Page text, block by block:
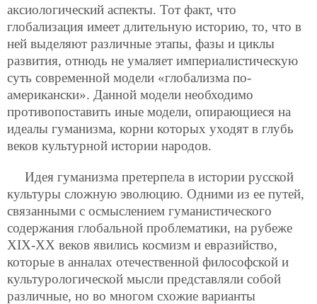
аксиологический аспекты. Тот факт, что
глобализация имеет длительную историю, то, что в
ней выделяют различные этапы, фазы и циклы
развития, отнюдь не умаляет империалистическую
суть современной модели «глобализма по-
американски». Данной модели необходимо
противопоставить иные модели, опирающиеся на
идеалы гуманизма, корни которых уходят в глубь
веков культурной истории народов.
Идея гуманизма претерпела в истории русской
культуры сложную эволюцию. Одними из ее путей,
связанными с осмыслением гуманистического
содержания глобальной проблематики, на рубеже
XIX-XX веков явились космизм и евразийство,
которые в анналах отечественной философской и
культурологической мысли представляли собой
различные, но во многом схожие варианты